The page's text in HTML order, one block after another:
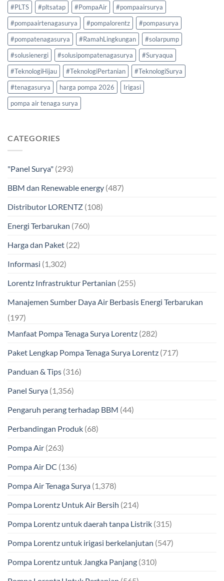
#PLTS
#pltsatap #PompaAir
#pompaairsurya
#pompaairtenagasurya
#pompalorentz
#pompasurya
#pompatenagasurya
#RamahLingkungan
#solarpump
#solusienergi
#solusipompatenagasurya
#Suryaqua
#TeknologiHijau
#TeknologiPertanian
#TeknologiSurya
#tenagasurya
harga pompa 2026
Irigasi
pompa air tenaga surya
CATEGORIES
"Panel Surya" (293)
BBM dan Renewable energy (487)
Distributor LORENTZ (108)
Energi Terbarukan (760)
Harga dan Paket (22)
Informasi (1,302)
Lorentz Infrastruktur Pertanian (255)
Manajemen Sumber Daya Air Berbasis Energi Terbarukan
(197)
Manfaat Pompa Tenaga Surya Lorentz (282)
Paket Lengkap Pompa Tenaga Surya Lorentz (717)
Panduan & Tips (316)
Panel Surya (1,356)
Pengaruh perang terhadap BBM (44)
Perbandingan Produk (68)
Pompa Air (263)
Pompa Air DC (136)
Pompa Air Tenaga Surya (1,378)
Pompa Lorentz Untuk Air Bersih (214)
Pompa Lorentz untuk daerah tanpa Listrik (315)
Pompa Lorentz untuk irigasi berkelanjutan (547)
Pompa Lorentz untuk Jangka Panjang (310)